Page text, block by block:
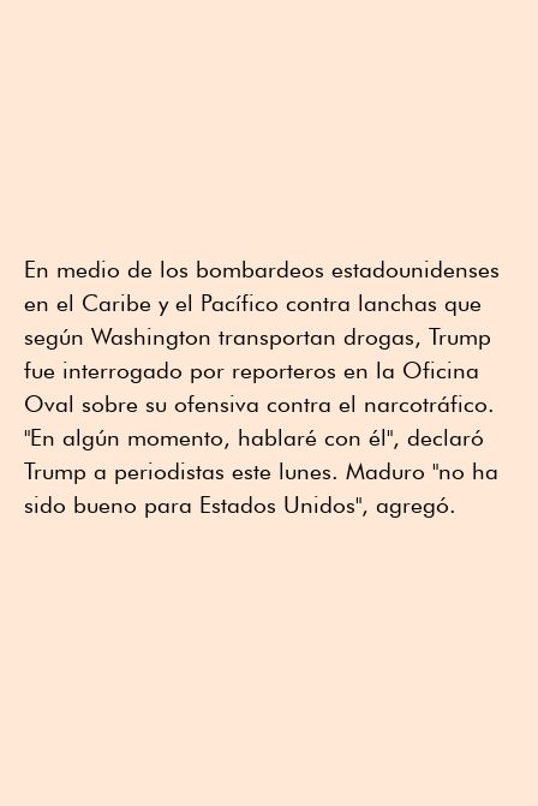
En medio de los bombardeos estadounidenses
en el Caribe y el Pacífico contra lanchas que
según Washington transportan drogas, Trump
fue interrogado por reporteros en la Oficina
Oval sobre su ofensiva contra el narcotráfico.
"En algún momento, hablaré con él", declaró
Trump a periodistas este lunes. Maduro "no ha
sido bueno para Estados Unidos", agregó.